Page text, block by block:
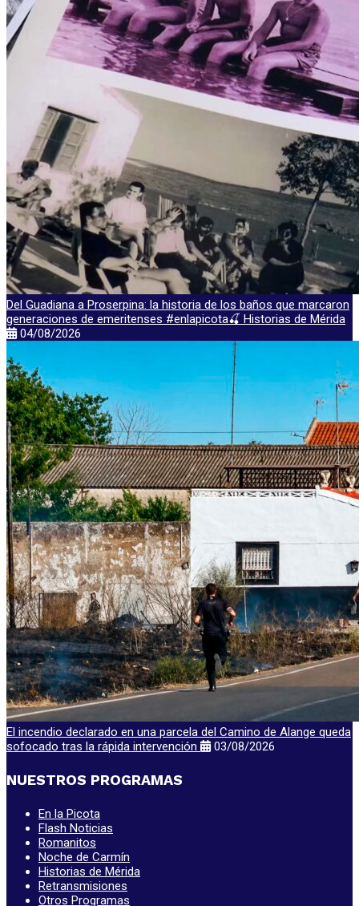
Del Guadiana a Proserpina: la historia de los baños que marcaron
generaciones de emeritenses #enlapicota🍒 Historias de Mérida
04/08/2026
El incendio declarado en una parcela del Camino de Alange queda
sofocado tras la rápida intervención
03/08/2026
NUESTROS PROGRAMAS
En la Picota
Flash Noticias
Romanitos
Noche de Carmín
Historias de Mérida
Retransmisiones
Otros Programas